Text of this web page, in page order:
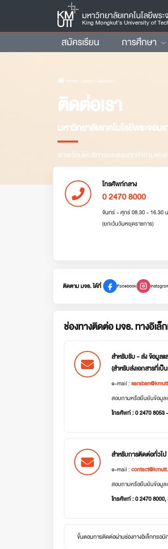
มหาวิทยาลัยเทคโนโลยีพร
King Mongkut’s University of
สมัครเรียน การศึกษา
Home › About › ติดต่อเรา
ติดต่อเรา
มหาวิทยาลัยเทคโนโลยีพระจอม
เราพร้อมให้บริการและตอบทุกคำถามขอ
โทรศัพท์กลาง
0 2470 8000
จันทร์ - ศุกร์ 08.30 - 16.30
(ยกเว้นวันหยุดราชการ)
ติดตาม มจธ. ได้ที่ Facebook
ช่องทางติดต่อ มจธ. ทางอิเล็
สำหรับรับ - ส่ง ข้อมูลแ
(สำหรับส่งเอกสารที่เป็
e-mail :
สอบถามหรือยืนยันข้อมูลเ
โทรศัพท์ : 0 2470 8053
สำหรับการติดต่อทั่วไป
e-mail :
สอบถามหรือยืนยันข้อมูลเ
โทรศัพท์ : 0 2470 8000,
ขั้นตอนการติดต่อผ่านช่องทางอิเล็กทรอนิ